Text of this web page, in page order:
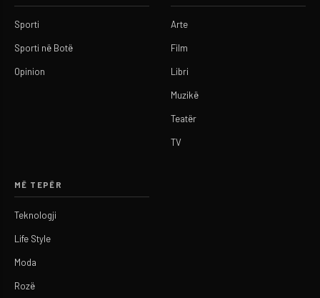
Sporti
Sporti në Botë
Opinion
Arte
Film
Libri
Muzikë
Teatër
TV
MË TEPËR
Teknologji
Life Style
Moda
Rozë